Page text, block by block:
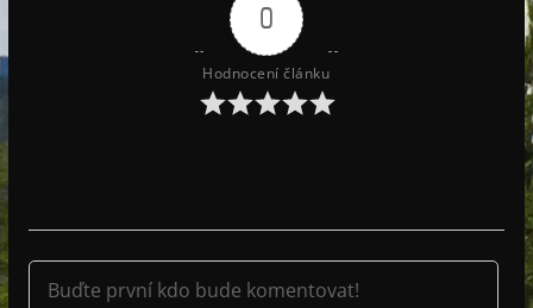
0
Hodnocení článku